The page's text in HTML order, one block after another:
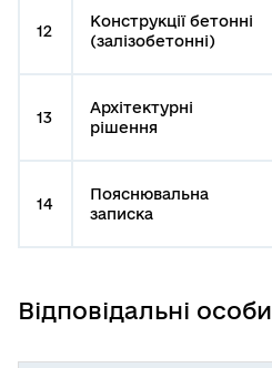
12
Конструкції бетонні
(залізобетонні)
13
Архітектурні
рішення
14
Пояснювальна
записка
Відповідальні особи